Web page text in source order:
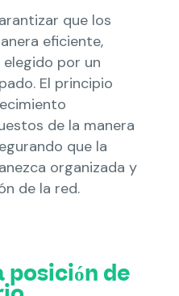
que los
eficiente,
por un
El principio
de la manera
que la
organizada y
de la red.
posición de